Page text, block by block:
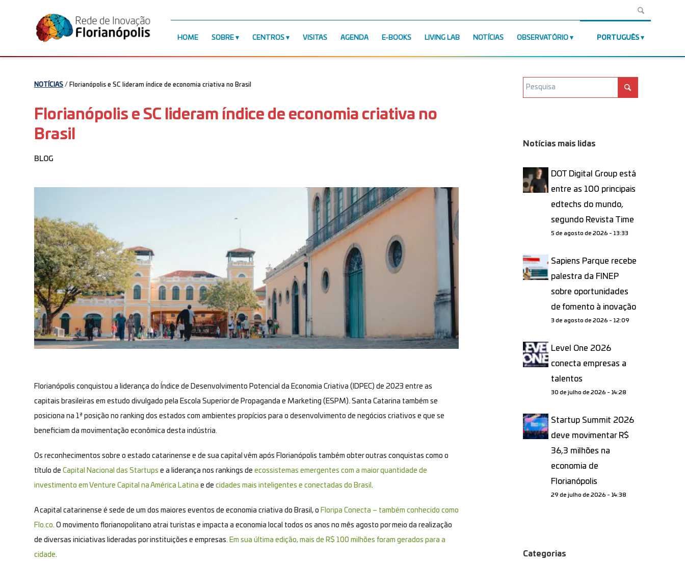
HOME SOBRE CENTROS VISITAS AGENDA E-BOOKS LIVING LAB NOTÍCIAS OBSERVATÓRIO PORTUGUÊS
NOTÍCIAS / Florianópolis e SC lideram índice de economia criativa no Brasil
Florianópolis e SC lideram índice de economia criativa no
Brasil
BLOG
Florianópolis conquistou a liderança do Índice de Desenvolvimento Potencial da Economia Criativa (IDPEC) de 2023 entre as
capitais brasileiras em estudo divulgado pela Escola Superior de Propaganda e Marketing (ESPM). Santa Catarina também se
posiciona na 1ª posição no ranking dos estados com ambientes propícios para o desenvolvimento de negócios criativos e que se
beneficiam da movimentação econômica desta indústria.
Os reconhecimentos sobre o estado catarinense e de sua capital vêm após Florianópolis também obter outras conquistas como o
título de Capital Nacional das Startups e a liderança nos rankings de ecossistemas emergentes com a maior quantidade de
investimento em Venture Capital na América Latina e de cidades mais inteligentes e conectadas do Brasil .
A capital catarinense é sede de um dos maiores eventos de economia criativa do Brasil, o Floripa Conecta – também conhecido como
Flo.co. O movimento florianopolitano atrai turistas e impacta a economia local todos os anos no mês agosto por meio da realização
de diversas iniciativas lideradas por instituições e empresas. Em sua última edição, mais de R$ 100 milhões foram gerados para a
cidade.
Notícias mais lidas
DOT Digital Group está
entre as 100 principais
edtechs do mundo,
segundo Revista Time
5 de agosto de 2026 - 13:33
Sapiens Parque recebe
palestra da FINEP
sobre oportunidades
de fomento à inovação
3 de agosto de 2026 - 12:09
Level One 2026
conecta empresas a
talentos
30 de julho de 2026 - 14:28
Startup Summit 2026
deve movimentar R$
36,3 milhões na
economia de
Florianópolis
29 de julho de 2026 - 14:38
Categorias